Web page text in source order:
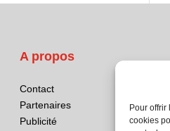
Pour
cookies
A propos
Contact
Partenaires
Publicité